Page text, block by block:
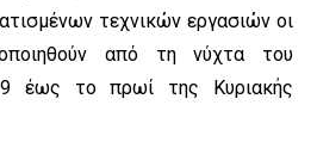
τεχνικών εργασιών οι
από τη νύχτα του
έως το πρωί της Κυριακής